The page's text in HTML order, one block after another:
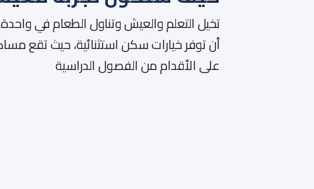
تخيل التعلم والعيش وتناول الطعام في
أن توفر خيارات سكن استثنائية، حيث تقع
على الأقدام من الفصول الدراسية